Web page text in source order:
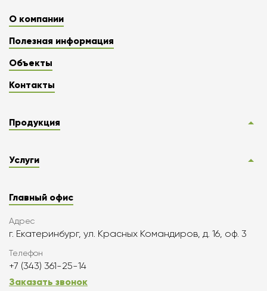
О компании
Полезная информация
Объекты
Контакты
Продукция
Услуги
Главный офис
Адрес
г. Екатеринбург, ул. Красных Командиров, д. 16, оф. 3
Телефон
+7 (343) 361-25-14
Заказать звонок